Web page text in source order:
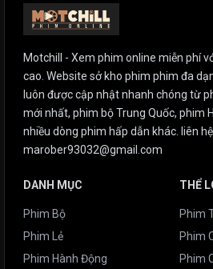
Motchill - Xem phim online miễn phí
cao. Website sở kho phim phim đa
luôn được cập nhật nhanh chóng từ
mới nhất, phim bộ Trung Quốc, phim
nhiều dòng phim hấp dẫn khác. liên
marober93032@gmail.com
DANH MỤC
Phim Bộ
Phim Lẻ
Phim Hành Động
THỂ
Phim
Phim
Phim